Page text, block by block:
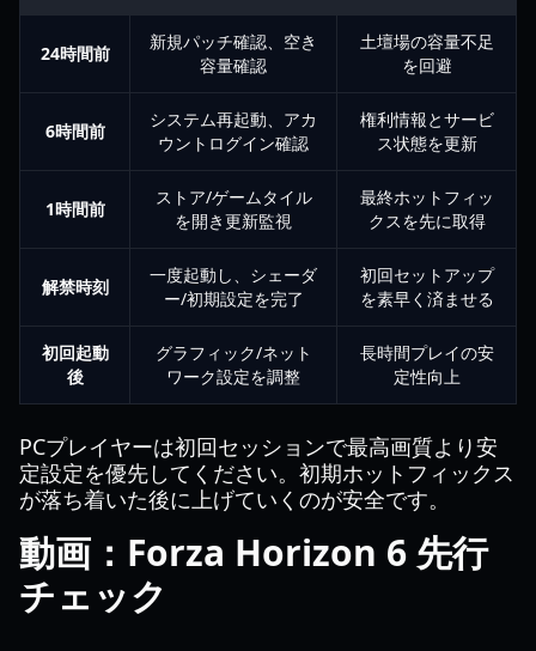
24時間前
新規パッチ確認、空き
容量確認
土壇場の容量不足
を回避
6時間前
システム再起動、アカ
ウントログイン確認
権利情報とサービ
ス状態を更新
1時間前
ストア/ゲームタイル
を開き更新監視
最終ホットフィッ
クスを先に取得
解禁時刻
一度起動し、シェーダ
ー/初期設定を完了
初回セットアップ
を素早く済ませる
初回起動
後
グラフィック/ネット
ワーク設定を調整
長時間プレイの安
定性向上
PCプレイヤーは初回セッションで最高画質より安
定設定を優先してください。初期ホットフィックス
が落ち着いた後に上げていくのが安全です。
動画：Forza Horizon 6 先行
チェック